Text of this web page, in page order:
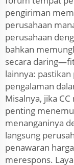
pengiriman
perusahaan
perusahaan
bahkan
secara
lainnya:
pengalaman
Misalnya, jika
penting
menanganinya
langsung
penawaran
merespons.